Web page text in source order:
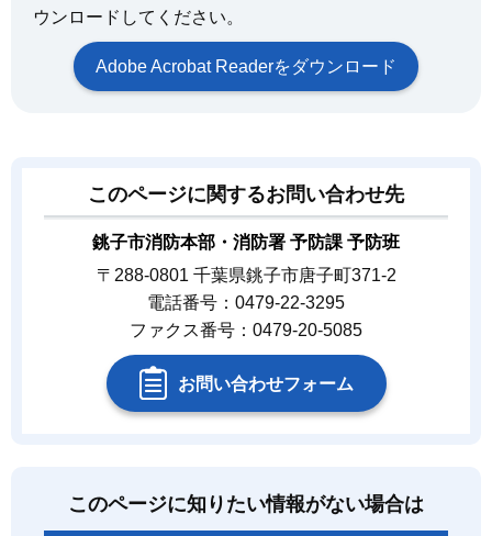
ウンロードしてください。
Adobe Acrobat Readerをダウンロード
このページに関するお問い合わせ先
銚子市消防本部・消防署 予防課 予防班
〒288-0801 千葉県銚子市唐子町371-2
電話番号：0479-22-3295
ファクス番号：0479-20-5085
お問い合わせフォーム
このページに知りたい情報がない場合は